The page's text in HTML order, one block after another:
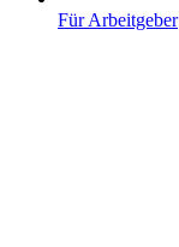
Für Arbeitgeber